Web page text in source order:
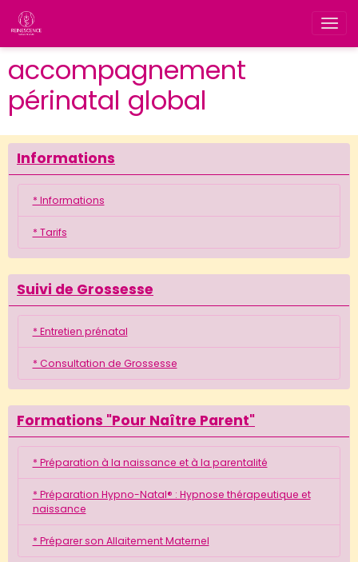
accompagnement
périnatal global
Informations
* Informations
* Tarifs
Suivi de Grossesse
* Entretien prénatal
* Consultation de Grossesse
Formations "Pour Naître Parent"
* Préparation à la naissance et à la parentalité
* Préparation Hypno-Natal® : Hypnose thérapeutique et
naissance
* Préparer son Allaitement Maternel